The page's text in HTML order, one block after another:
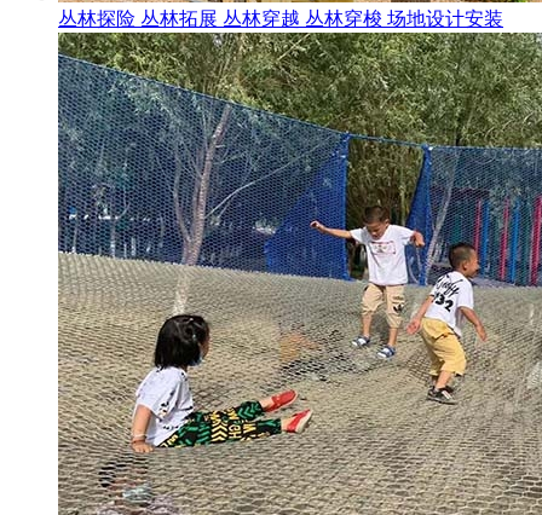
丛林探险 丛林拓展 丛林穿越 丛林穿梭 场地设计安装